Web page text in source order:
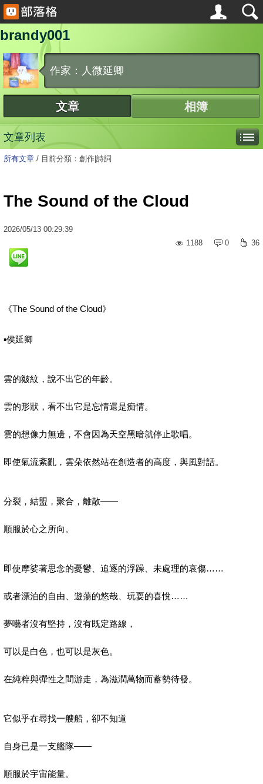
brandy001
作家：人微延卿
文章 相簿
文章列表
所有文章 / 目前分類：創作|詩詞
The Sound of the Cloud
2026/05/13 00:29:39
1188
0 36
《The Sound of the Cloud》
▪︎侯延卿
雲的皺紋，說不出它的年齡。
雲的形狀，看不出它是忘情還是痴情。
雲的想像力無邊，不會因為天空黑暗就停止歌唱。
即使氣流紊亂，雲朵依然站在創造者的高度，與風對話。
分裂，結盟，聚合，離散——
順服於心之所向。
即使摩娑著思念的憂鬱、追逐的浮躁、未處理的哀傷……
或者漂泊的自由、遊蕩的悠哉、玩耍的喜悅……
夢囈者沒有堅持，沒有既定路線，
可以是白色，也可以是灰色。
在純粹與彈性之間游走，為滋潤萬物而蓄勢待發。
它似乎在尋找一艘船，卻不知道
自身已是一支艦隊——
順服於宇宙能量。